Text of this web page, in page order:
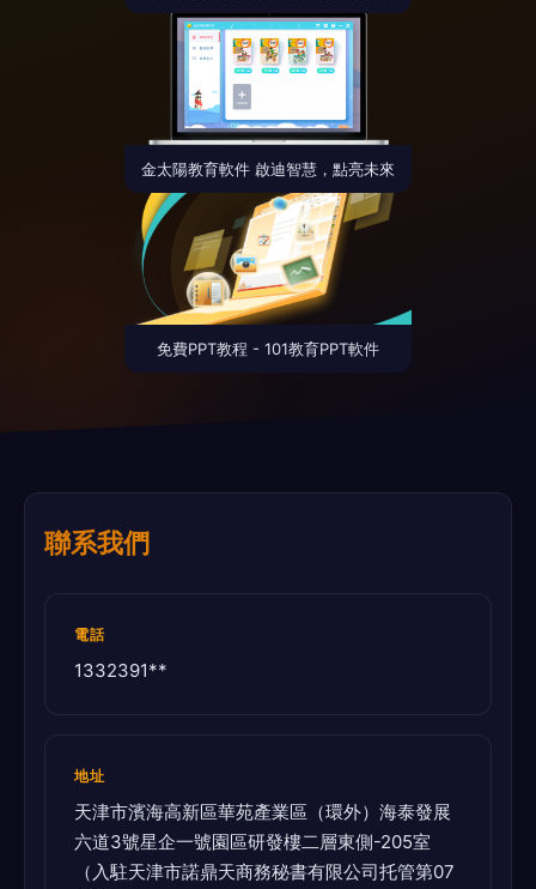
金太陽教育軟件 啟迪智慧，點亮未來
免費PPT教程 - 101教育PPT軟件
聯系我們
電話
1332391**
地址
天津市濱海高新區華苑產業區（環外）海泰發展
六道3號星企一號園區研發樓二層東側-205室
（入駐天津市諾鼎天商務秘書有限公司托管第07